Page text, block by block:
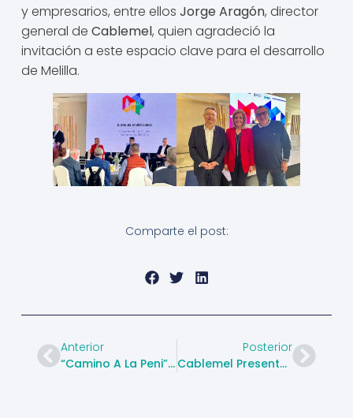
y empresarios, entre ellos Jorge Aragón, director
general de Cablemel, quien agradeció la
invitación a este espacio clave para el desarrollo
de Melilla.
Comparte el post:
Anterior
“Camino A La Peni” El Nuevo Podcast De Cablemel Melilla Titans
Posterior
Cablemel Presente En La I Jornada Melavant: Impulsando El Desarrollo Y La Innovación En Melilla